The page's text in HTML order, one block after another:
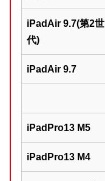
iPadAir 9.7(第2世
代)
iPadAir 9.7
iPadPro13 M5
iPadPro13 M4